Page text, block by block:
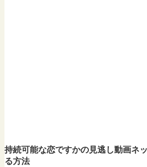
持続可能な恋ですかの見逃し動画ネ
る方法